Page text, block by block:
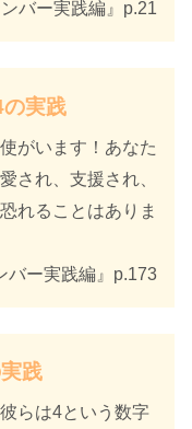
バー実践編』p.21
実践
がいます！あなた
され、支援され、
れることはありま
バー実践編』p.173
践
らは4という数字